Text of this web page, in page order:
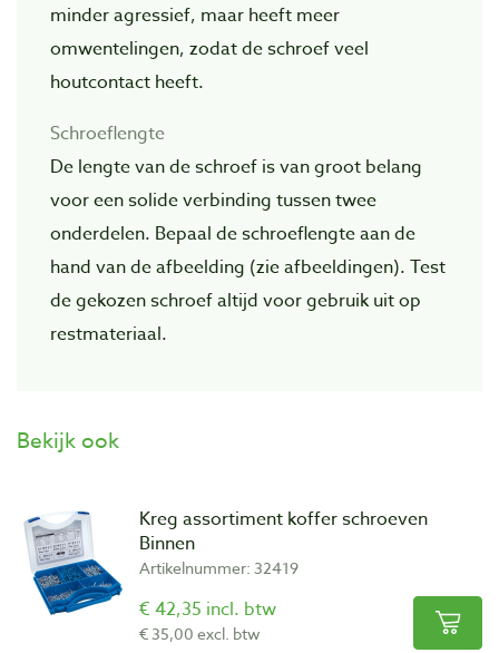
minder agressief, maar heeft meer
omwentelingen, zodat de schroef veel
houtcontact heeft.
Schroeflengte
De lengte van de schroef is van groot belang
voor een solide verbinding tussen twee
onderdelen. Bepaal de schroeflengte aan de
hand van de afbeelding (zie afbeeldingen). Test
de gekozen schroef altijd voor gebruik uit op
restmateriaal.
Bekijk ook
Kreg assortiment koffer schroeven
Binnen
Artikelnummer: 32419
€ 42,35 incl. btw
€ 35,00 excl. btw